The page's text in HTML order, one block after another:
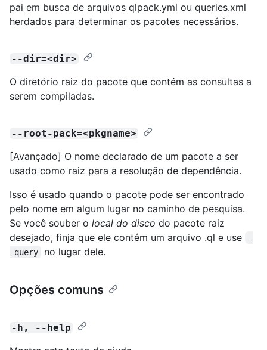
pai em busca de arquivos qlpack.yml ou queries.xml
herdados para determinar os pacotes necessários.
--dir=<dir>
O diretório raiz do pacote que contém as consultas a
serem compiladas.
--root-pack=<pkgname>
[Avançado] O nome declarado de um pacote a ser
usado como raiz para a resolução de dependência.
Isso é usado quando o pacote pode ser encontrado
pelo nome em algum lugar no caminho de pesquisa.
Se você souber o local do disco do pacote raiz
desejado, finja que ele contém um arquivo .ql e use
-
-query
no lugar dele.
Opções comuns
-h, --help